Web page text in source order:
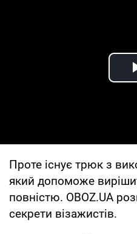
Проте існує трюк з
який допоможе
повністю. OBOZ.UA
секрети візажистів.